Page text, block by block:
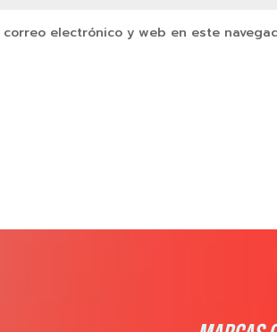
correo electrónico y web en este